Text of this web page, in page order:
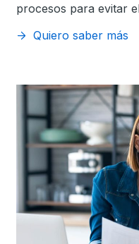
procesos para evitar
Quiero saber más